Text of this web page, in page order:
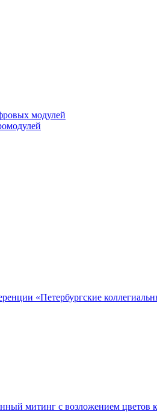
модулей
«Петербургские
митинг с возложением цветов